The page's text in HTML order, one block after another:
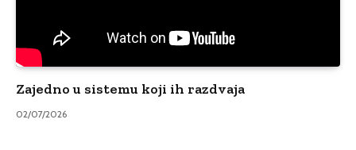
Zajedno u sistemu koji ih razdvaja
02/07/2026